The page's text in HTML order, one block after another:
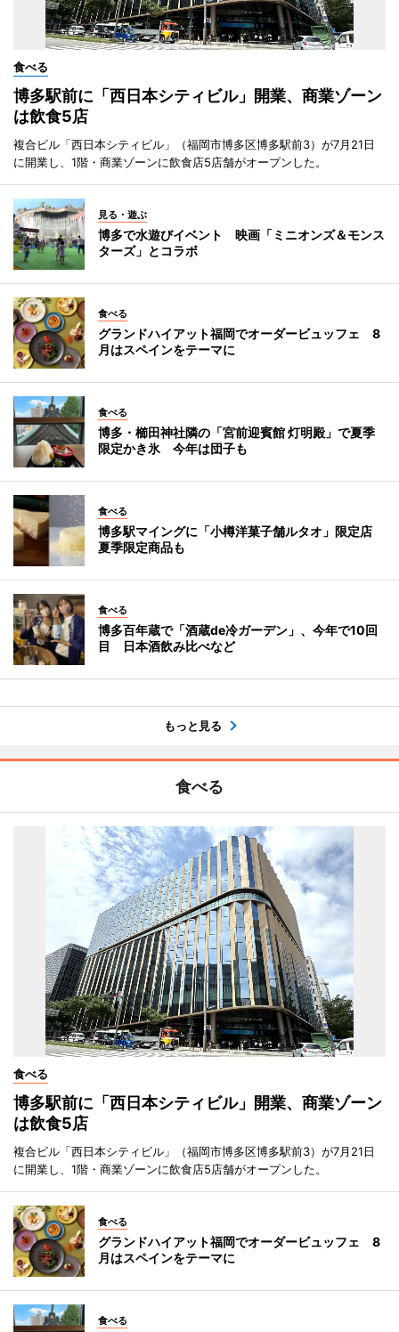
食べる
博多駅前に「西日本シティビル」開業、商業ゾーン
は飲食5店
複合ビル「西日本シティビル」（福岡市博多区博多駅前3）が7月21日
に開業し、1階・商業ゾーンに飲食店5店舗がオープンした。
見る・遊ぶ
博多で水遊びイベント 映画「ミニオンズ＆モンス
ターズ」とコラボ
食べる
グランドハイアット福岡でオーダービュッフェ 8
月はスペインをテーマに
食べる
博多・櫛田神社隣の「宮前迎賓館 灯明殿」で夏季
限定かき氷 今年は団子も
食べる
博多駅マイングに「小樽洋菓子舗ルタオ」限定店
夏季限定商品も
食べる
博多百年蔵で「酒蔵de冷ガーデン」、今年で10回
目 日本酒飲み比べなど
もっと見る
食べる
食べる
博多駅前に「西日本シティビル」開業、商業ゾーン
は飲食5店
複合ビル「西日本シティビル」（福岡市博多区博多駅前3）が7月21日
に開業し、1階・商業ゾーンに飲食店5店舗がオープンした。
食べる
グランドハイアット福岡でオーダービュッフェ 8
月はスペインをテーマに
食べる